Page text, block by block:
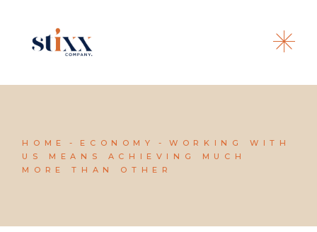
HOME ECONOMY
WORKING WITH
US MEANS ACHIEVING MUCH
MORE THAN OTHER